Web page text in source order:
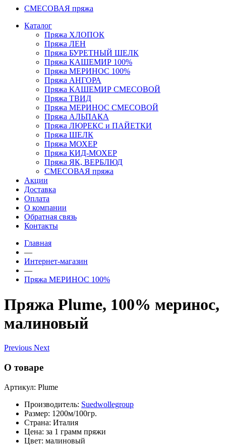
СМЕСОВАЯ пряжа
Каталог
Пряжа ХЛОПОК
Пряжа ЛЕН
Пряжа БУРЕТНЫЙ ШЕЛК
Пряжа КАШЕМИР 100%
Пряжа МЕРИНОС 100%
Пряжа АНГОРА
Пряжа КАШЕМИР СМЕСОВОЙ
Пряжа ТВИД
Пряжа МЕРИНОС СМЕСОВОЙ
Пряжа АЛЬПАКА
Пряжа ЛЮРЕКС и ПАЙЕТКИ
Пряжа ШЕЛК
Пряжа МОХЕР
Пряжа КИД-МОХЕР
Пряжа ЯК, ВЕРБЛЮД
СМЕСОВАЯ пряжа
Акции
Доставка
Оплата
О компании
Обратная связь
Контакты
Главная
—
Интернет-магазин
—
Пряжа МЕРИНОС 100%
Пряжа Plume, 100% меринос,
малиновый
Previous Next
О товаре
Артикул: Plume
Производитель: Suedwollegroup
Размер: 1200м/100гр.
Страна: Италия
Цена: за 1 грамм пряжи
Цвет: малиновый